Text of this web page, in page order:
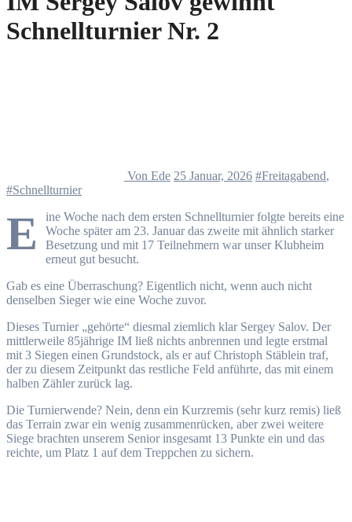
Schnellturnier Nr. 2
Von Ede 25 Januar, 2026 #Freitagabend,
#Schnellturnier
E
ine Woche nach dem ersten Schnellturnier folgte bereits eine
Woche später am 23. Januar das zweite mit ähnlich starker
Besetzung und mit 17 Teilnehmern war unser Klubheim
erneut gut besucht.
Gab es eine Überraschung? Eigentlich nicht, wenn auch nicht
denselben Sieger wie eine Woche zuvor.
Dieses Turnier „gehörte“ diesmal ziemlich klar Sergey Salov. Der
mittlerweile 85jährige IM ließ nichts anbrennen und legte erstmal
mit 3 Siegen einen Grundstock, als er auf Christoph Stäblein traf,
der zu diesem Zeitpunkt das restliche Feld anführte, das mit einem
halben Zähler zurück lag.
Die Turnierwende? Nein, denn ein Kurzremis (sehr kurz remis) ließ
das Terrain zwar ein wenig zusammenrücken, aber zwei weitere
Siege brachten unserem Senior insgesamt 13 Punkte ein und das
reichte, um Platz 1 auf dem Treppchen zu sichern.